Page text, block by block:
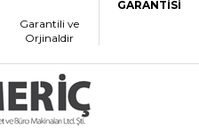
Garantili ve
Orjinaldir
GARANTİSİ